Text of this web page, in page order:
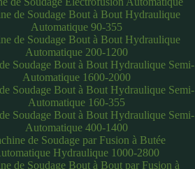
de Soudage Bout à Bout Hydraulique
Automatique 90-355
de Soudage Bout à Bout Hydraulique
Automatique 200-1200
Soudage Bout à Bout Hydraulique Semi-
Automatique 1600-2000
Soudage Bout à Bout Hydraulique Semi-
Automatique 160-355
Soudage Bout à Bout Hydraulique Semi-
Automatique 400-1400
de Soudage par Fusion à Butée
Hydraulique 1000-2800
de Soudage Bout à Bout par Fusion à